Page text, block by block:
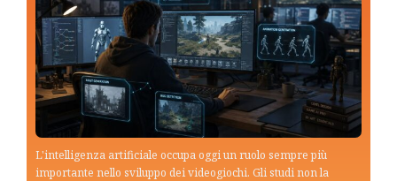
L'intelligenza artificiale occupa oggi un ruolo sempre più
importante nello sviluppo dei videogiochi. Gli studi non la